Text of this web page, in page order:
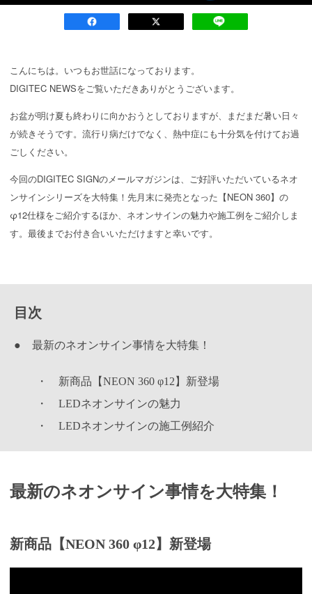
こんにちは。いつもお世話になっております。
DIGITEC NEWSをご覧いただきありがとうございます。
お盆が明け夏も終わりに向かおうとしておりますが、まだまだ暑い日々
が続きそうです。流行り病だけでなく、熱中症にも十分気を付けてお過
ごしください。
今回のDIGITEC SIGNのメールマガジンは、ご好評いただいているネオ
ンサインシリーズを大特集！先月末に発売となった【NEON 360】の
φ12仕様をご紹介するほか、ネオンサインの魅力や施工例をご紹介しま
す。最後までお付き合いいただけますと幸いです。
目次
● 最新のネオンサイン事情を大特集！
・ 新商品【NEON 360 φ12】新登場
・ LEDネオンサインの魅力
・ LEDネオンサインの施工例紹介
最新のネオンサイン事情を大特集！
新商品【NEON 360 φ12】新登場